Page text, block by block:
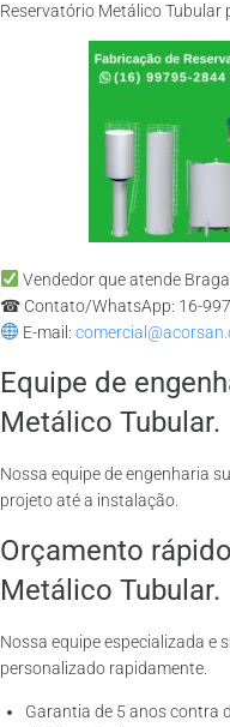
Reservatório Metálico Tubular
Vendedor que atende
☎ Contato/WhatsApp: 16-
E-mail:
Equipe de
Metálico Tubular.
Nossa equipe de engenharia
projeto até a instalação.
Orçamento
Metálico Tubular.
Nossa equipe especializada e
personalizado rapidamente.
Garantia de 5 anos contra